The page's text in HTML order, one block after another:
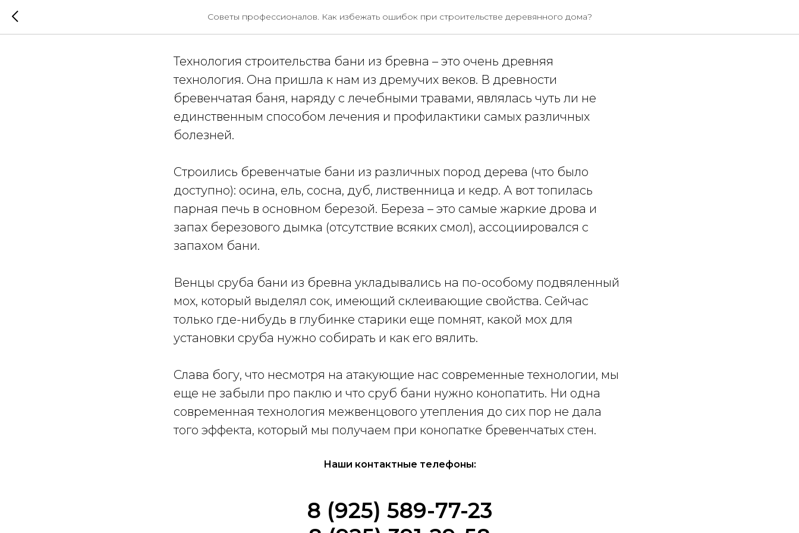
Советы профессионалов. Как избежать ошибок при строительстве деревянного дома?
Баня из бревен
Технология строительства бани из бревна – это очень древняя
технология. Она пришла к нам из дремучих веков. В древности
бревенчатая баня, наряду с лечебными травами, являлась чуть ли не
единственным способом лечения и профилактики самых различных
болезней.
Строились бревенчатые бани из различных пород дерева (что было
доступно): осина, ель, сосна, дуб, лиственница и кедр. А вот топилась
парная печь в основном березой. Береза – это самые жаркие дрова и
запах березового дымка (отсутствие всяких смол), ассоциировался с
запахом бани.
Венцы сруба бани из бревна укладывались на по-особому подвяленный
мох, который выделял сок, имеющий склеивающие свойства. Сейчас
только где-нибудь в глубинке старики еще помнят, какой мох для
установки сруба нужно собирать и как его вялить.
Слава богу, что несмотря на атакующие нас современные технологии, мы
еще не забыли про паклю и что сруб бани нужно конопатить. Ни одна
современная технология межвенцового утепления до сих пор не дала
того эффекта, который мы получаем при конопатке бревенчатых стен.
Наши контактные телефоны:
8 (925) 589-77-23